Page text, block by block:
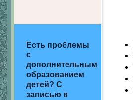
Есть проблемы
с
дополнительным
образованием
детей? С
записью в